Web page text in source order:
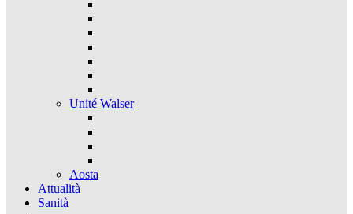
Unité Walser
Aosta
Attualità
Sanità